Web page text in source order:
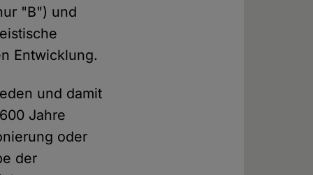
"B") und
Entwicklung.
und damit
Jahre
oder
der